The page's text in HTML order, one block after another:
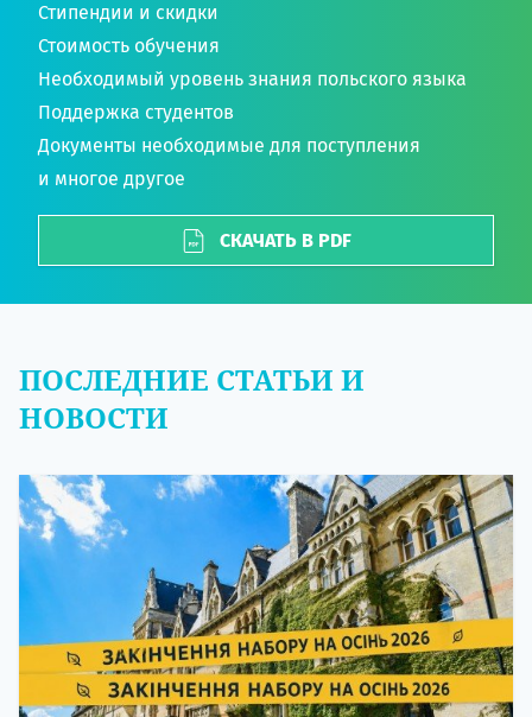
Стипендии и скидки
Стоимость обучения
Необходимый уровень знания польского языка
Поддержка студентов
Документы необходимые для поступления
и многое другое
СКАЧАТЬ В PDF
ПОСЛЕДНИЕ СТАТЬИ И
НОВОСТИ